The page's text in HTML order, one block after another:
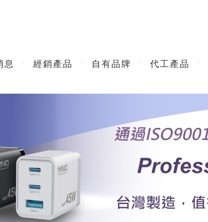
息 經銷產品 自有品牌 代工產品